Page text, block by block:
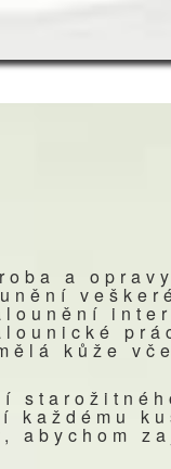
a
kůže
každému
abychom